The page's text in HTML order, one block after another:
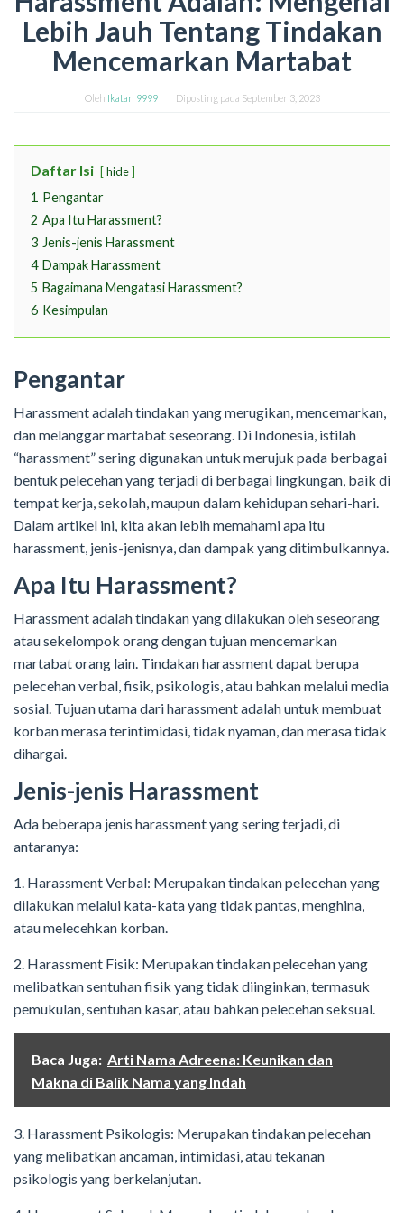
Lebih Jauh Tentang Tindakan
Mencemarkan Martabat
Oleh Ikatan 9999 Diposting pada September 3, 2023
Daftar Isi hide
1 Pengantar
2 Apa Itu Harassment?
3 Jenis-jenis Harassment
4 Dampak Harassment
5 Bagaimana Mengatasi Harassment?
6 Kesimpulan
Pengantar
Harassment adalah tindakan yang merugikan, mencemarkan,
dan melanggar martabat seseorang. Di Indonesia, istilah
“harassment” sering digunakan untuk merujuk pada berbagai
bentuk pelecehan yang terjadi di berbagai lingkungan, baik di
tempat kerja, sekolah, maupun dalam kehidupan sehari-hari.
Dalam artikel ini, kita akan lebih memahami apa itu
harassment, jenis-jenisnya, dan dampak yang ditimbulkannya.
Apa Itu Harassment?
Harassment adalah tindakan yang dilakukan oleh seseorang
atau sekelompok orang dengan tujuan mencemarkan
martabat orang lain. Tindakan harassment dapat berupa
pelecehan verbal, fisik, psikologis, atau bahkan melalui media
sosial. Tujuan utama dari harassment adalah untuk membuat
korban merasa terintimidasi, tidak nyaman, dan merasa tidak
dihargai.
Jenis-jenis Harassment
Ada beberapa jenis harassment yang sering terjadi, di
antaranya:
1. Harassment Verbal: Merupakan tindakan pelecehan yang
dilakukan melalui kata-kata yang tidak pantas, menghina,
atau melecehkan korban.
2. Harassment Fisik: Merupakan tindakan pelecehan yang
melibatkan sentuhan fisik yang tidak diinginkan, termasuk
pemukulan, sentuhan kasar, atau bahkan pelecehan seksual.
Baca Juga: Arti Nama Adreena: Keunikan dan
Makna di Balik Nama yang Indah
3. Harassment Psikologis: Merupakan tindakan pelecehan
yang melibatkan ancaman, intimidasi, atau tekanan
psikologis yang berkelanjutan.